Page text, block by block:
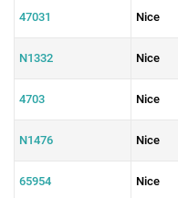
47031 Nice
N1332 Nice
4703 Nice
N1476 Nice
65954 Nice